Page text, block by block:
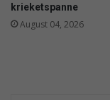
krieketspanne
August 04, 2026